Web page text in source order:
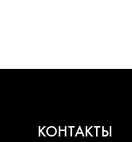
КОНТАКТЫ